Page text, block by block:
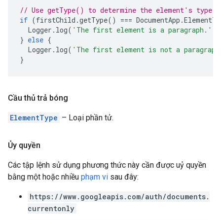
// Use getType() to determine the element's type.
if (firstChild .getType() === DocumentApp .
Logger . log( 'The first element is a paragraph.'
} else {
Logger . log( 'The first element is not a
}
Cầu thủ trả bóng
ElementType – Loại phần tử.
Ủy quyền
Các tập lệnh sử dụng phương thức này cần được uỷ quyền
bằng một hoặc nhiều phạm vi sau đây:
https://www.googleapis.com/auth/documents.
currentonly